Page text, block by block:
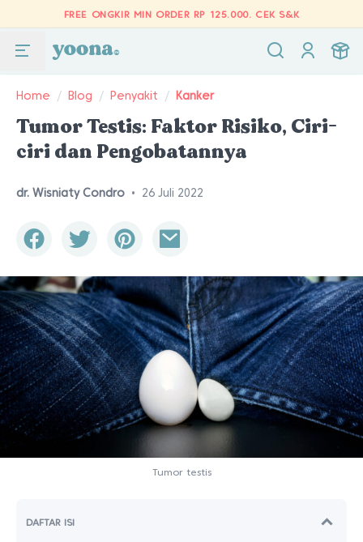
FREE ONGKIR MIN ORDER RP 125.000. CEK S&K
Home / Blog / Penyakit / Kanker
Tumor Testis: Faktor Risiko, Ciri-
ciri dan Pengobatannya
dr. Wisniaty Condro • 26 Juli 2022
Tumor testis
DAFTAR ISI